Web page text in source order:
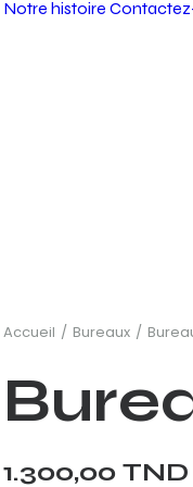
Notre histoire
Accueil Bureaux
1.300,00 TND